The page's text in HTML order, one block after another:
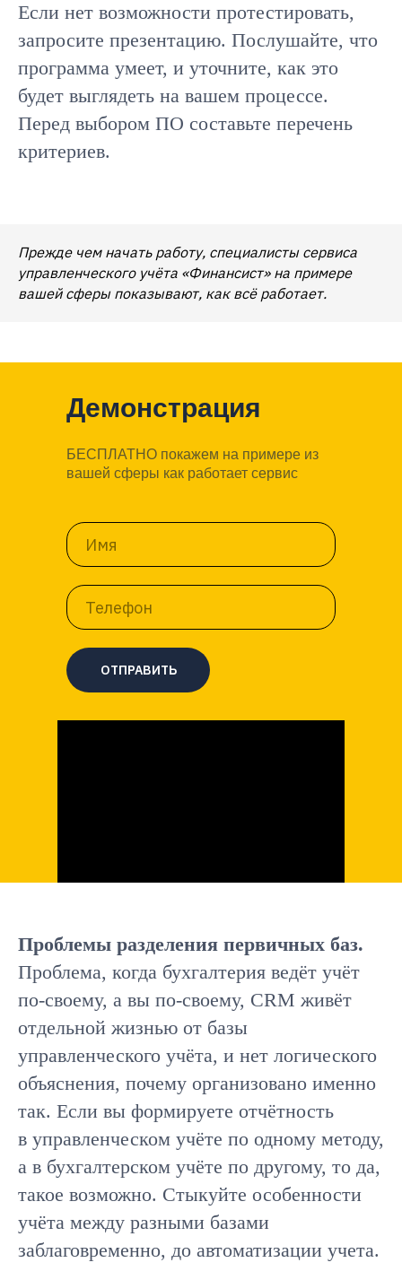
Если нет возможности протестировать,
запросите презентацию. Послушайте, что
программа умеет, и уточните, как это
будет выглядеть на вашем процессе.
Перед выбором ПО составьте перечень
критериев.
Прежде чем начать работу, специалисты сервиса
управленческого учёта «Финансист» на примере
вашей сферы показывают, как всё работает.
ОТПРАВИТЬ
Демонстрация
БЕСПЛАТНО покажем на примере из
вашей сферы как работает сервис
Проблемы разделения первичных баз.
Проблема, когда бухгалтерия ведёт учёт
по-своему, а вы по-своему, CRM живёт
отдельной жизнью от базы
управленческого учёта, и нет логического
объяснения, почему организовано именно
так. Если вы формируете отчётность
в управленческом учёте по одному методу,
а в бухгалтерском учёте по другому, то да,
такое возможно. Стыкуйте особенности
учёта между разными базами
заблаговременно, до автоматизации учета.